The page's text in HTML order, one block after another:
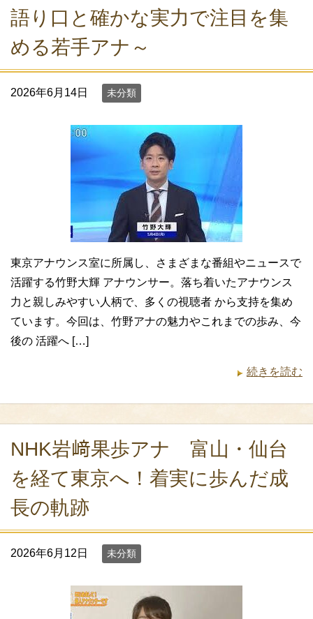
語り口と確かな実力で注目を集
める若手アナ～
2026年6月14日 未分類
東京アナウンス室に所属し、さまざまな番組やニュースで
活躍する竹野大輝 アナウンサー。落ち着いたアナウンス
力と親しみやすい人柄で、多くの視聴者 から支持を集め
ています。今回は、竹野アナの魅力やこれまでの歩み、今
後の 活躍へ […]
続きを読む
NHK岩﨑果歩アナ 富山・仙台
を経て東京へ！着実に歩んだ成
長の軌跡
2026年6月12日 未分類